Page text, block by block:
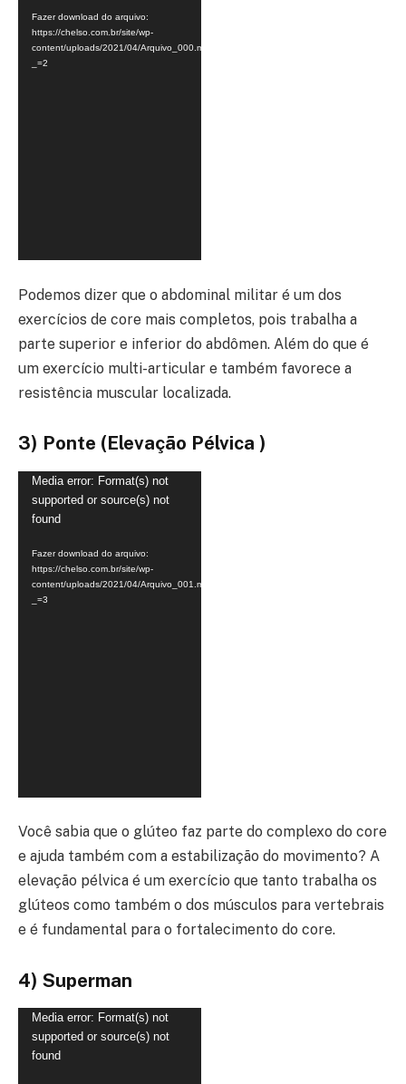
Fazer download do arquivo:
https://chelso.com.br/site/wp-
content/uploads/2021/04/Arquivo_000.mp4?
_=2
Podemos dizer que o abdominal militar é um dos
exercícios de core mais completos, pois trabalha a
parte superior e inferior do abdômen. Além do que é
um exercício multi-articular e também favorece a
resistência muscular localizada.
3) Ponte (Elevação Pélvica )
Tocador
de
Media error: Format(s) not
supported or source(s) not
found
Fazer download do arquivo:
https://chelso.com.br/site/wp-
content/uploads/2021/04/Arquivo_001.mp4?
_=3
Você sabia que o glúteo faz parte do complexo do core
e ajuda também com a estabilização do movimento? A
elevação pélvica é um exercício que tanto trabalha os
glúteos como também o dos músculos para vertebrais
e é fundamental para o fortalecimento do core.
4) Superman
Tocador
de
Media error: Format(s) not
supported or source(s) not
found